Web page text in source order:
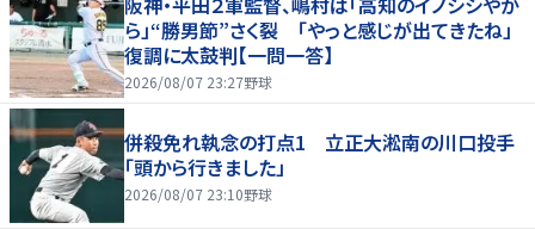
ら」“勝男節”さく裂 「やっと感じが出てきたね」
復調に太鼓判【一問一答】
2026/08/07 23:27野球
併殺免れ執念の打点1 立正大淞南の川口投手
「頭から行きました」
2026/08/07 23:10野球